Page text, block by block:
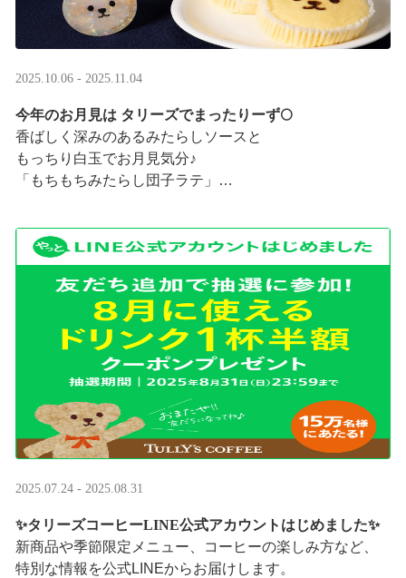
2025.10.06 - 2025.11.04
今年のお月見は タリーズでまったりーず🌕
香ばしく深みのあるみたらしソースと
もっちり白玉でお月見気分♪
「もちもちみたらし団子ラテ」
お月様をモチーフにした
まんまるベアフルも皆様のご来店をお待ちしていま ···
2025.07.24 - 2025.08.31
✨タリーズコーヒーLINE公式アカウントはじめました✨
新商品や季節限定メニュー、コーヒーの楽しみ方など、
特別な情報を公式LINEからお届けします。